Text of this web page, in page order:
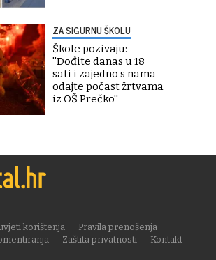
ZA SIGURNU ŠKOLU
Škole pozivaju:
''Dođite danas u 18
sati i zajedno s nama
odajte počast žrtvama
iz OŠ Prečko''
korištenja
Pravila prenošenja
Zaštita privatnosti
Kontakt